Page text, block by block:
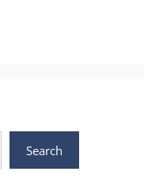
Search